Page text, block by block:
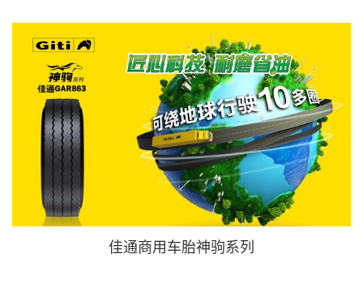
佳通商用车胎神驹系列